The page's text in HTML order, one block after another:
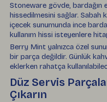
Stoneware gövde, bardağın
hissedilmesini sağlar. Sabah
içecek sunumunda ince
kullanım hissi isteyenlere
Berry Mint yalnızca özel
bir parça değildir. Günlük
eklerken rahatça
Düz Servis
Çıkarın